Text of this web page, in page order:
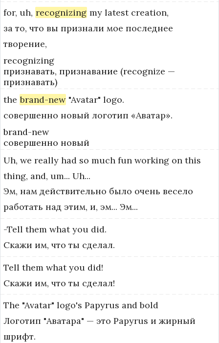
for, uh, recognizing my latest creation,
за то, что вы признали мое последнее
творение,
recognizing
признавать, признавание (recognize —
признавать)
the brand-new "Avatar" logo.
совершенно новый логотип «Аватар».
brand-new
совершенно новый
Uh, we really had so much fun working on this
thing, and, um... Uh...
Эм, нам действительно было очень весело
работать над этим, и, эм... Эм...
-Tell them what you did.
Скажи им, что ты сделал.
Tell them what you did!
Скажи им, что ты сделал!
The "Avatar" logo's Papyrus and bold
Логотип "Аватара" — это Papyrus и жирный
шрифт.